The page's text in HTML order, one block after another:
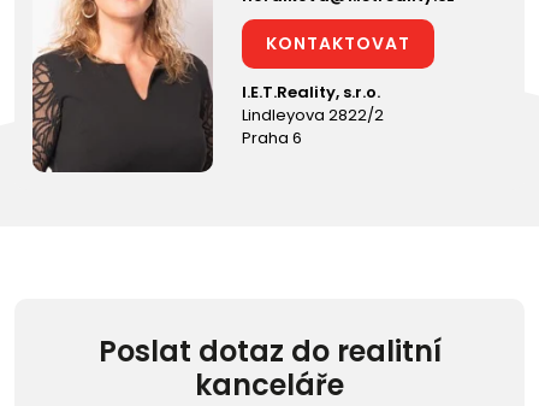
KONTAKTOVAT
I.E.T.Reality, s.r.o.
Lindleyova 2822/2
Praha 6
Poslat dotaz do realitní
kanceláře